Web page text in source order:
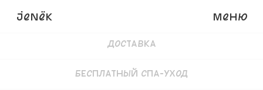
JENёK Меню
Доставка
Бесплатный СПА-уход